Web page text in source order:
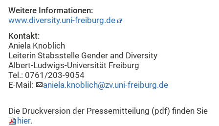
Weitere Informationen:
www.diversity.uni-freiburg.de
Kontakt:
Aniela Knoblich
Leiterin Stabsstelle Gender and Diversity
Albert-Ludwigs-Universität Freiburg
Tel.: 0761/203-9054
E-Mail:
aniela.knoblich@zv.uni-freiburg.de
Die Druckversion der Pressemitteilung (pdf) finden Sie
hier.